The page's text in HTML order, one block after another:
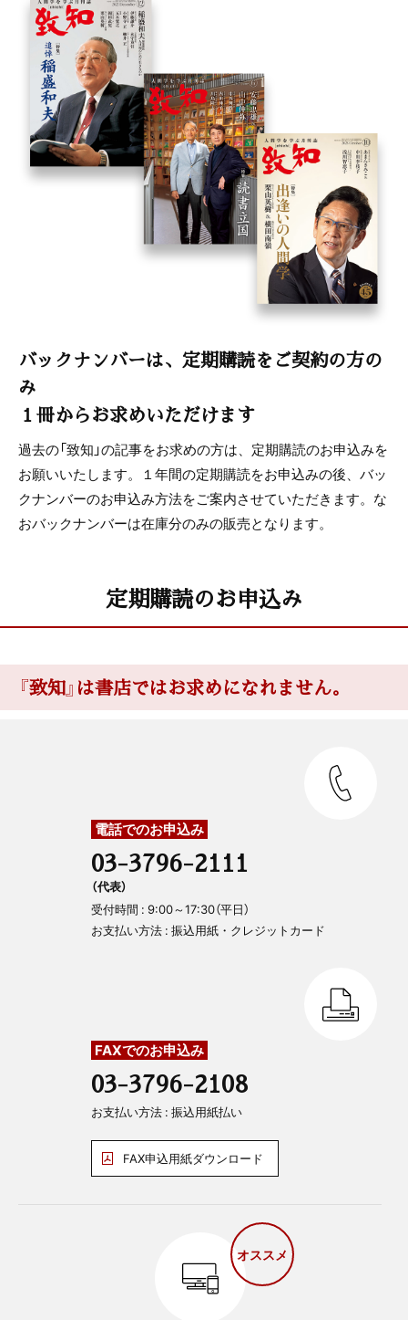
バックナンバーは、定期購読をご契約の方の
み
１冊からお求めいただけます
過去の「致知」の記事をお求めの方は、定期購読のお申込みを
お願いいたします。１年間の定期購読をお申込みの後、バッ
クナンバーのお申込み方法をご案内させていただきます。な
おバックナンバーは在庫分のみの販売となります。
定期購読のお申込み
『致知』は書店ではお求めになれません。
電話でのお申込み
03-3796-2111
（代表）
受付時間 : 9:00～17:30（平日）
お支払い方法 : 振込用紙・クレジットカード
FAXでのお申込み
03-3796-2108
お支払い方法 : 振込用紙払い
FAX申込用紙ダウンロード
オススメ